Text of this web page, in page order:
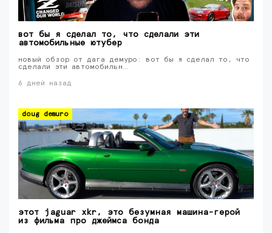
вот бы я сделал то, что сделали эти
автомобильные ютубер
новый обзор от дага демуро: вот бы я сделал то, что
сделали эти автомобильн…
6 дней назад
doug demuro
этот jaguar xkr, это безумная машина-герой
из фильма про джеймса бонда